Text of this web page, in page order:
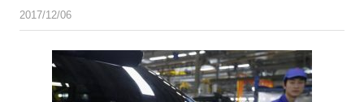
2017/12/06